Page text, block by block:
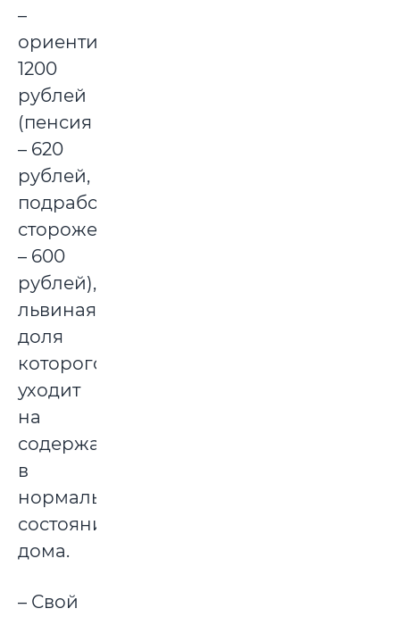
–
ориентировочно
1200
рублей
(пенсия
– 620
рублей,
подработка
сторожем
– 600
рублей),
львиная
доля
которого
уходит
на
содержание
в
нормальном
состоянии
дома.
– Свой